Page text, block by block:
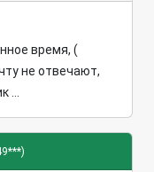
время, (
не отвечают,
...